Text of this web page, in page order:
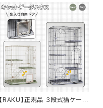
ス解消 通気
【RAKU】正規品 ３段式猫ケージ